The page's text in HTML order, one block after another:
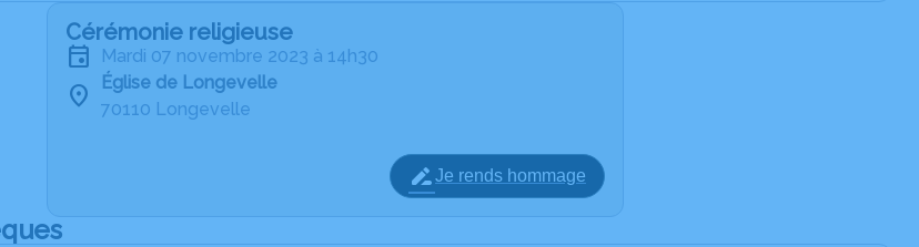
Cérémonie religieuse
mardi 07 novembre 2023 à 14h30
Église de Longevelle
70110 Longevelle
Je rends hommage